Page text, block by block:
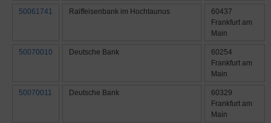
50061741 Raiffeisenbank im Hochtaunus
60437
Frankfurt am
Main
50070010 Deutsche Bank
60254
Frankfurt am
Main
50070011 Deutsche Bank
60329
Frankfurt am
Main